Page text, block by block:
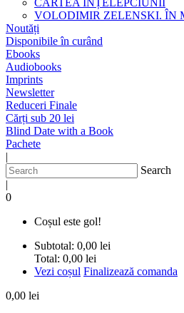
CARTEA ÎNȚELEPCIUNII
VOLODIMIR ZELENSKI. ÎN
Noutăți
Disponibile în curând
Ebooks
Audiobooks
Imprints
Newsletter
Reduceri Finale
Cărți sub 20 lei
Blind Date with a Book
Pachete
|
Search
|
0
Coșul este gol!
Subtotal: 0,00 lei
Total: 0,00 lei
Vezi coșul Finalizează comanda
0,00 lei